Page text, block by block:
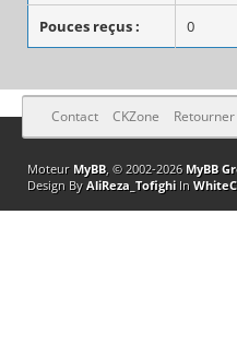
Pouces reçus : 0
Contact CKZone
Moteur MyBB, © 2002-2026 MyBB
Design By AliReza_TofighiIn